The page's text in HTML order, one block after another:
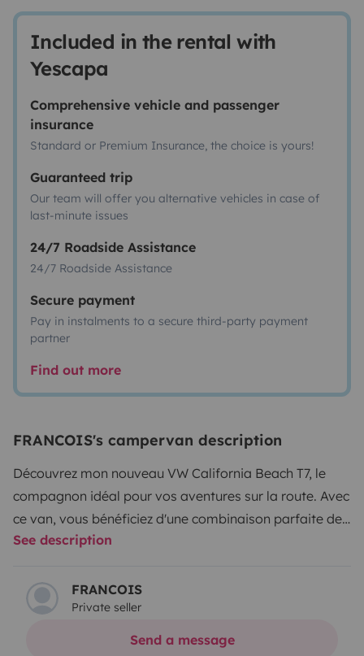
Included in the rental with
Yescapa
Comprehensive vehicle and passenger
insurance
Standard or Premium Insurance, the choice is yours!
Guaranteed trip
Our team will offer you alternative vehicles in case of
last-minute issues
24/7 Roadside Assistance
24/7 Roadside Assistance
Secure payment
Pay in instalments to a secure third-party payment
partner
Find out more
FRANCOIS's campervan description
Découvrez mon nouveau VW California Beach T7, le
compagnon idéal pour vos aventures sur la route. Avec
ce van, vous bénéficiez d'une combinaison parfaite de
confort, de fonctionnalité et de style, parfait pour un
voyage.
Caractéristiques principales :
offrant une performance robuste tout en étant
économique en carburant environ 800 km
See description
FRANCOIS
Private seller
Send a message